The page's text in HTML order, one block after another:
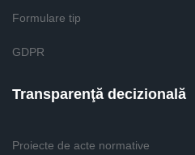
Formulare tip
GDPR
Transparenţă decizională
Proiecte de acte normative